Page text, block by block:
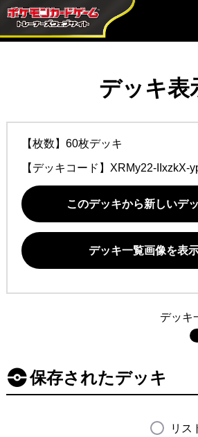
デッキ表
【枚数】60枚デッキ
【デッキコード】 XRMy22-IIxzkX-
このデッキから新しいデ
デッキ一覧画像を表
デッキ
保存されたデッキ
リス